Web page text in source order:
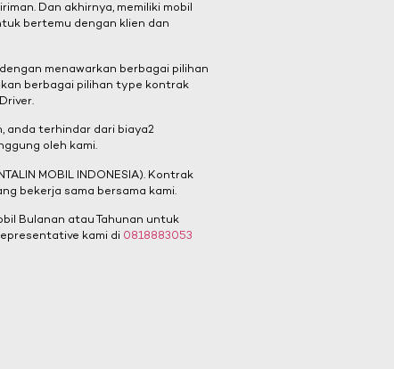
Dan akhirnya, memiliki mobil
bertemu dengan klien dan
menawarkan berbagai pilihan
berbagai pilihan type kontrak
anda terhindar dari biaya2
oleh kami.
MOBIL INDONESIA). Kontrak
bekerja sama bersama kami.
Bulanan atau Tahunan untuk
kami di 0818883053